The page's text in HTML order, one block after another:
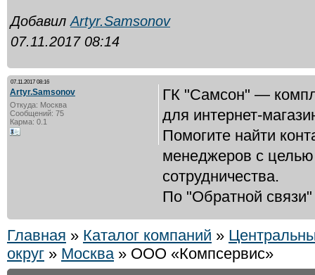
ДобавилArtyr.Samsonov
07.11.2017 08:14
07.11.2017 08:16
Artyr.Samsonov
Откуда: Москва
Сообщений: 75
Карма: 0.1
ГК "Самсон" —
для интернет-
Помогите найти
менеджеров с
сотрудничества.
По "Обратной связи"
Главная » Каталог компаний »
округ » Москва» ООО «Компсервис»